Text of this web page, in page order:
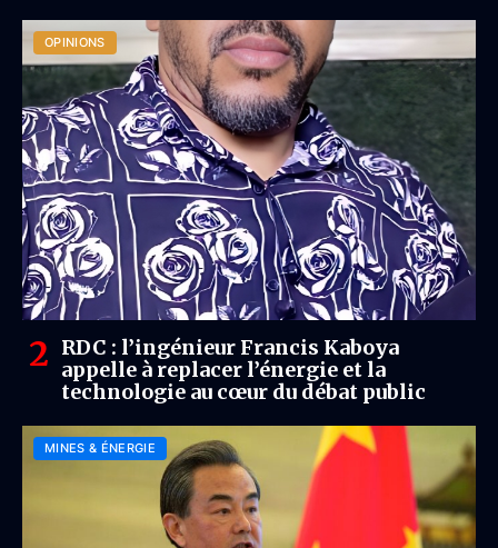
OPINIONS
RDC : l’ingénieur Francis Kaboya
appelle à replacer l’énergie et la
technologie au cœur du débat public
MINES & ÉNERGIE